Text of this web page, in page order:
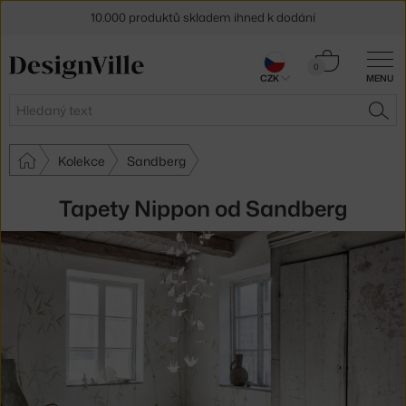
MENU
Hledat
0
Košík
Kolekce Sandberg
Tapety Nippon od Sandberg
30 dní na vrácení zbožíCZK